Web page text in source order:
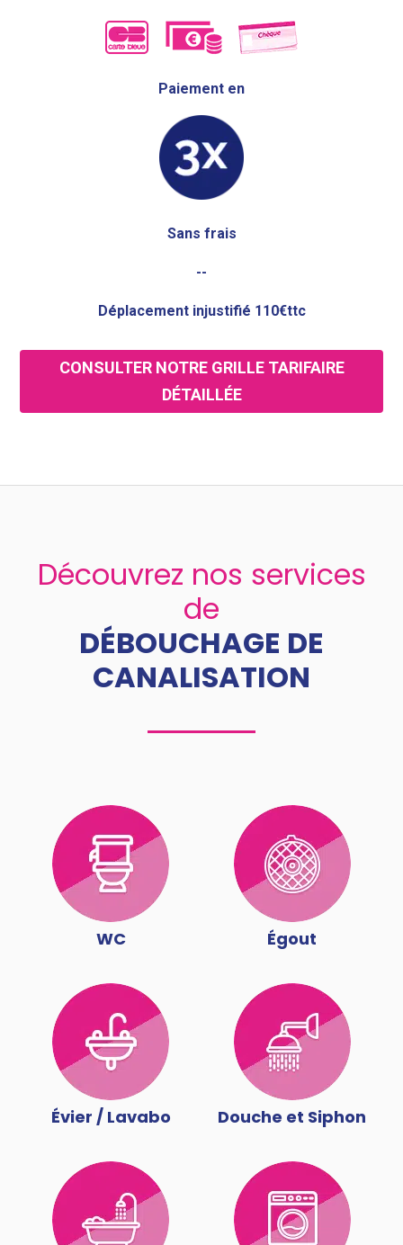
Paiement en
Sans frais
--
Déplacement injustifié 110€ttc
CONSULTER NOTRE GRILLE TARIFAIRE
DÉTAILLÉE
Découvrez nos services
de
DÉBOUCHAGE DE
CANALISATION
WC Égout
Évier / Lavabo Douche et Siphon